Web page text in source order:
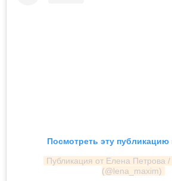
Посмотреть эту публикацию
Публикация от Елена Петрова /
(@lena_maxim)